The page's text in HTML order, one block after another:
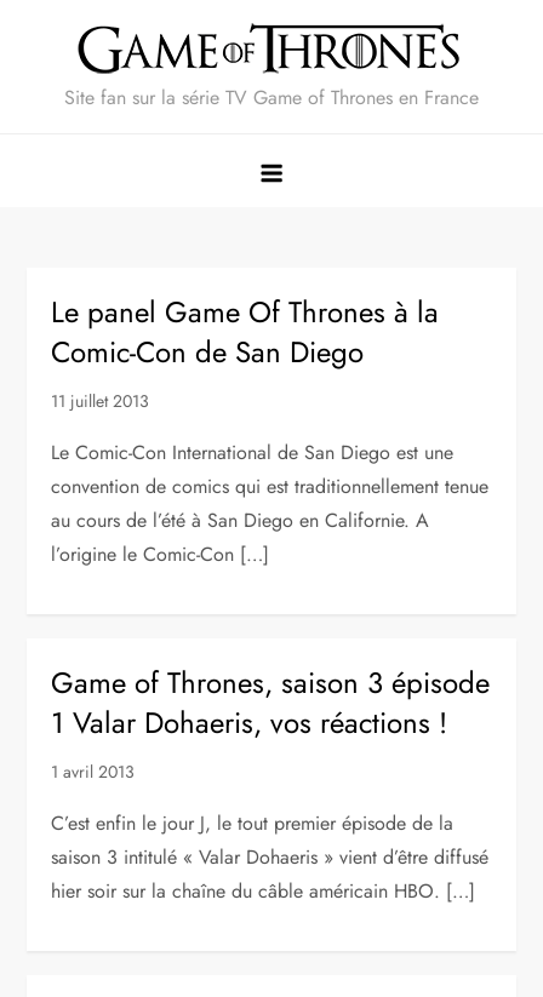
Site fan sur la série TV Game of Thrones en France
Le panel Game Of Thrones à la
Comic-Con de San Diego
11 juillet 2013
Le Comic-Con International de San Diego est une
convention de comics qui est traditionnellement tenue
au cours de l’été à San Diego en Californie. A
l’origine le Comic-Con […]
Game of Thrones, saison 3 épisode
1 Valar Dohaeris, vos réactions !
1 avril 2013
C’est enfin le jour J, le tout premier épisode de la
saison 3 intitulé « Valar Dohaeris » vient d’être diffusé
hier soir sur la chaîne du câble américain HBO. […]